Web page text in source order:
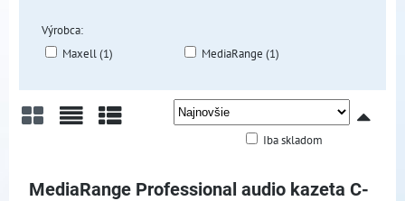
Výrobca:
Maxell (1)
MediaRange (1)
Iba skladom
MediaRange Professional audio kazeta C-